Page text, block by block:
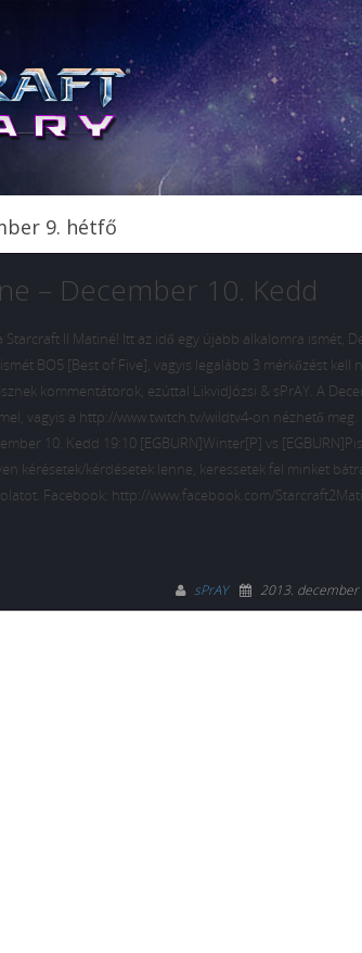
9. hétfő
– December 10. Kedd
II Matiné! Itt az idő egy újabb alkalomra ismét,
BO5 [Best of Five], vagyis legalább 3 mérkőzést
kommentátorok, ezúttal LikvidJózsi & sPrAY. A
vagyis a http://www.twitch.tv/wildtv4-on nézhető meg.
10. Kedd 19:10 [EGBURN]Winter[P] vs
kérésetek/kérdésetek lenne, keressetek fel minket
Facebook: http://www.facebook.com/
sPrAY 2013. december